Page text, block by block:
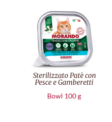
Sterilizzato Patè con
Pesce e Gamberetti
Bowl 100 g